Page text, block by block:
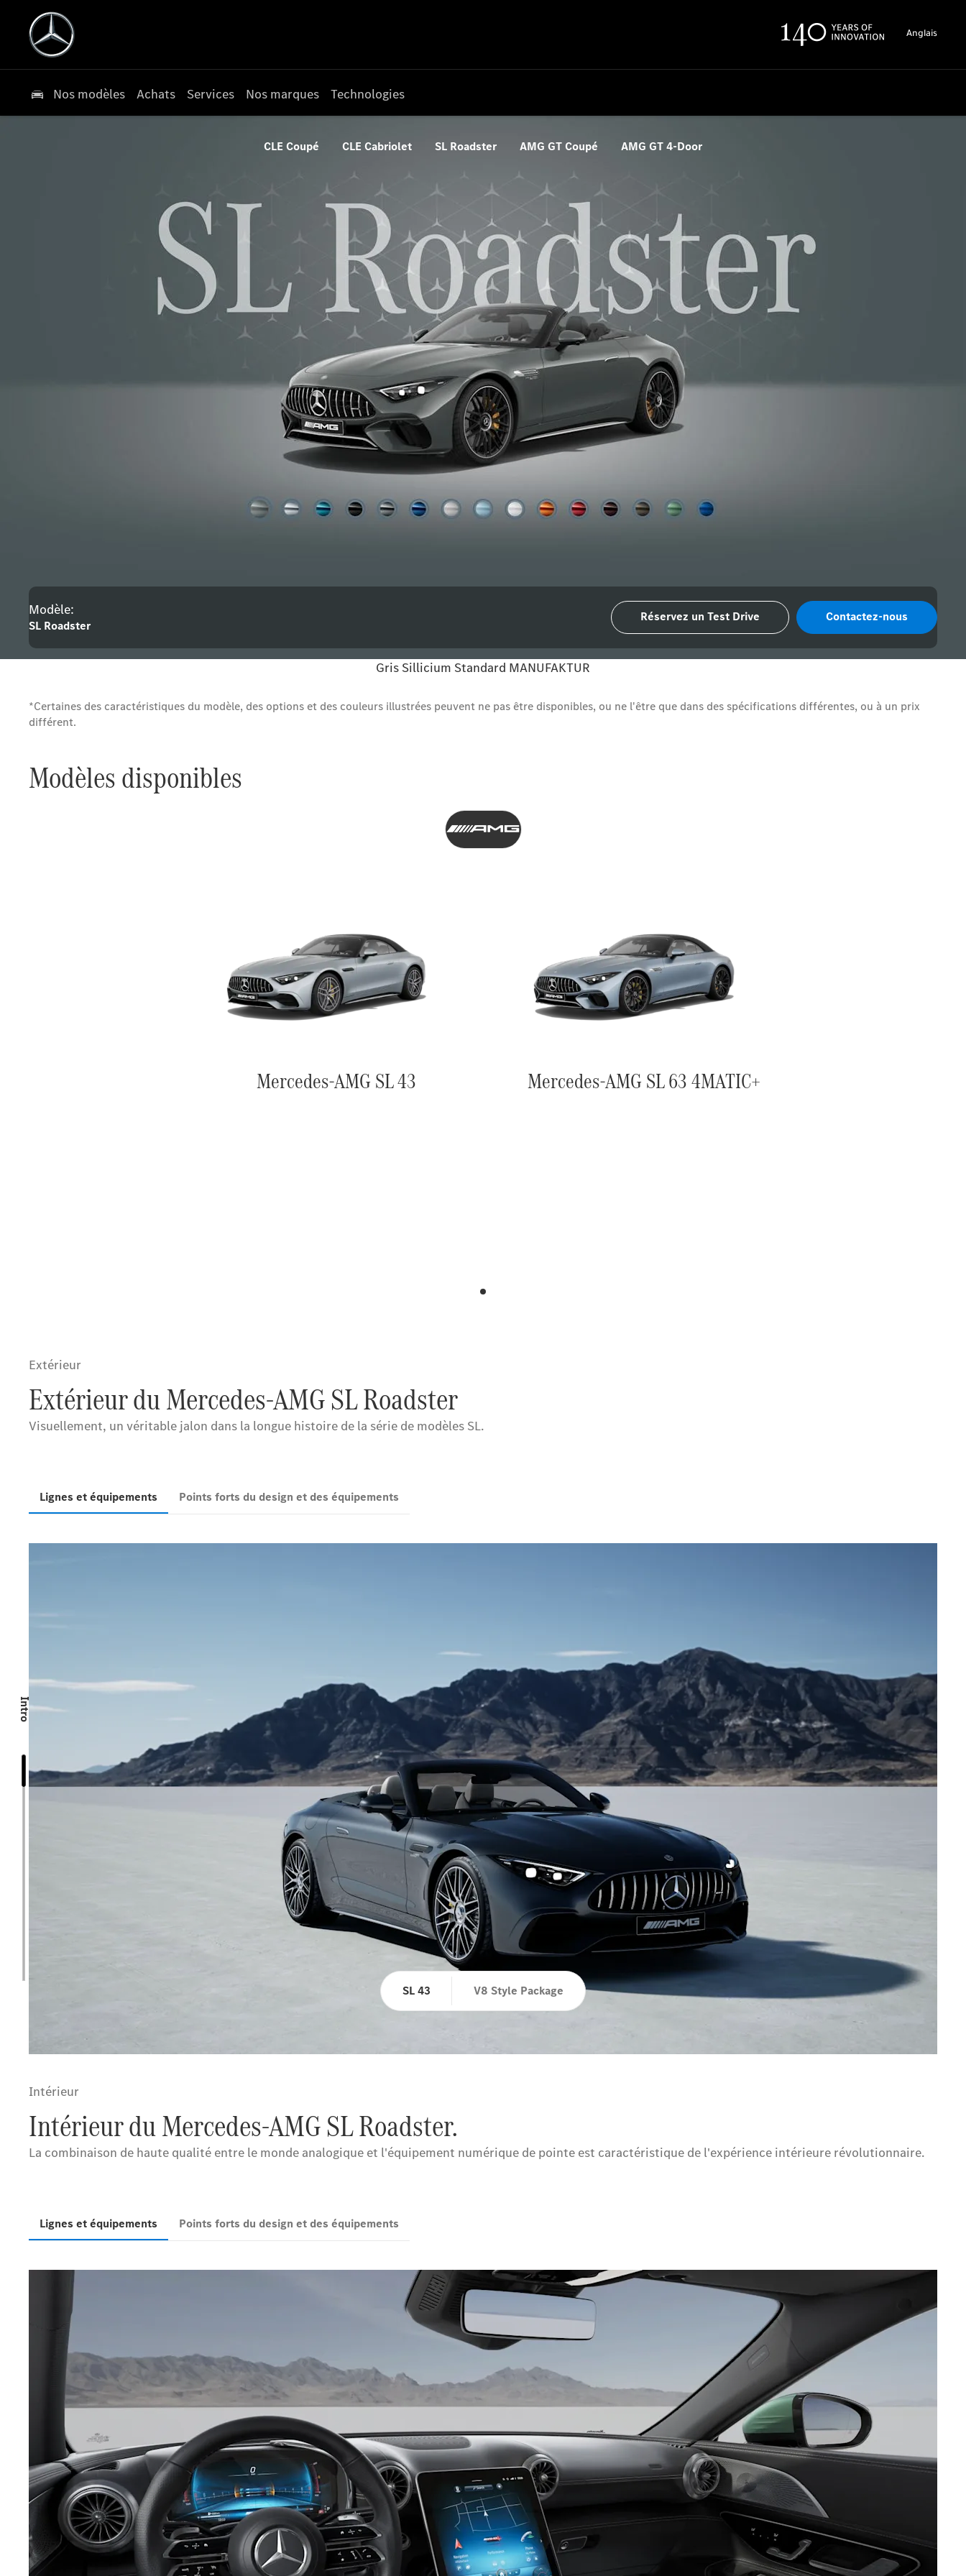
Anglais
Nos modèles Achats Services Nos marques Technologies
Intro
Gris Sillicium Standard MANUFAKTUR
CLE Coupé CLE Cabriolet SL Roadster AMG GT Coupé AMG GT 4-Door
Modèle:
SL Roadster
Réservez un Test Drive Contactez-nous
*Certaines des caractéristiques du modèle, des options et des couleurs illustrées peuvent ne pas être disponibles, ou ne l'être que dans des spécifications différentes, ou à un prix
différent.
Modèles disponibles
Mercedes-AMG SL 43 Mercedes-AMG SL 63 4MATIC+
Extérieur
Extérieur du Mercedes-AMG SL Roadster
Visuellement, un véritable jalon dans la longue histoire de la série de modèles SL.
Lignes et équipements Points forts du design et des équipements
SL 43 V8 Style Package
Intérieur
Intérieur du Mercedes-AMG SL Roadster.
La combinaison de haute qualité entre le monde analogique et l'équipement numérique de pointe est caractéristique de l'expérience intérieure révolutionnaire.
Lignes et équipements Points forts du design et des équipements